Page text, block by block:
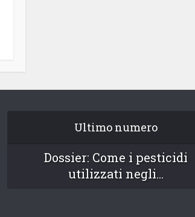
Ultimo numero
Dossier: Come i pesticidi
utilizzati negli...